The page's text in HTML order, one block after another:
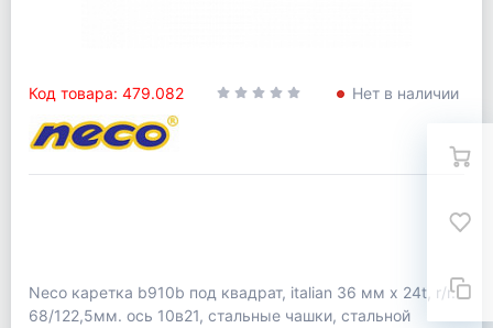
Код товара: 479.082 Нет в наличии
Neco каретка b910b под квадрат, italian 36 мм x 24t, r/r.
68/122,5мм. ось 10в21, стальные чашки, стальной